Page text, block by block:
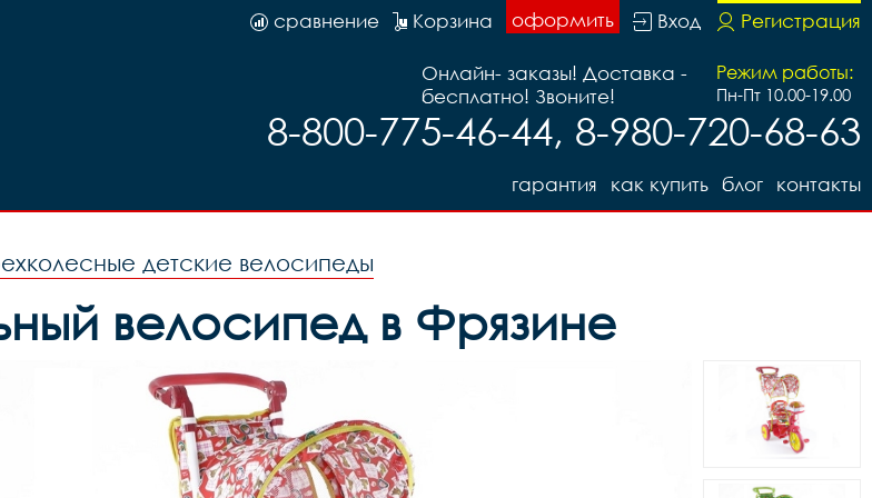
Регистрация
Вход
оформить
Корзина
сравнение
Режим работы:
Пн-Пт 10.00-19.00
Онлайн- заказы! Доставка -
бесплатно! Звоните!
8-800-775-46-44, 8-980-720-68-63
контакты
блог
как купить
гарантия
детские велосипеды
велосипед в Фрязине